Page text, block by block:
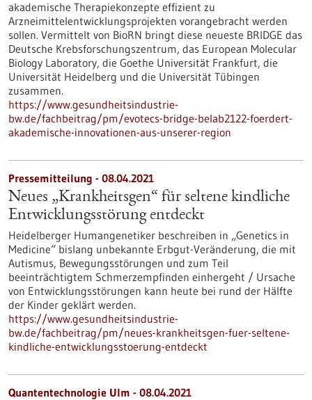
akademische Therapiekonzepte effizient zu
Arzneimittelentwicklungsprojekten vorangebracht werden
sollen. Vermittelt von BioRN bringt diese neueste BRIDGE das
Deutsche Krebsforschungszentrum, das European Molecular
Biology Laboratory, die Goethe Universität Frankfurt, die
Universität Heidelberg und die Universität Tübingen
zusammen.
https://www.gesundheitsindustrie-
bw.de/fachbeitrag/pm/evotecs-bridge-belab2122-foerdert-
akademische-innovationen-aus-unserer-region
Pressemitteilung - 08.04.2021
Neues „Krankheitsgen“ für seltene kindliche
Entwicklungsstörung entdeckt
Heidelberger Humangenetiker beschreiben in „Genetics in
Medicine“ bislang unbekannte Erbgut-Veränderung, die mit
Autismus, Bewegungsstörungen und zum Teil
beeinträchtigtem Schmerzempfinden einhergeht / Ursache
von Entwicklungsstörungen kann heute bei rund der Hälfte
der Kinder geklärt werden.
https://www.gesundheitsindustrie-
bw.de/fachbeitrag/pm/neues-krankheitsgen-fuer-seltene-
kindliche-entwicklungsstoerung-entdeckt
Quantentechnologie Ulm - 08.04.2021